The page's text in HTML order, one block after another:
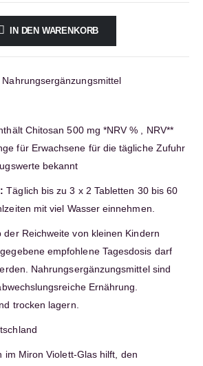
IN DEN WARENKORB
Chitosan 500 mg *NRV % , NRV**
für Erwachsene für die tägliche Zufuhr
bekannt
Täglich bis zu 3 x 2 Tabletten 30 bis 60
mit viel Wasser einnehmen.
der Reichweite von kleinen Kindern
empfohlene Tagesdosis darf
Nahrungsergänzungsmittel sind
Ernährung.
trocken lagern.
im Miron Violett-Glas hilft, den